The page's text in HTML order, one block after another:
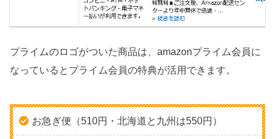
プライムのロゴがついた商品は、amazonプライム会員に
なっているとプライム会員の特典が活用できます。
お急ぎ便（510円・北海道と九州は550円）